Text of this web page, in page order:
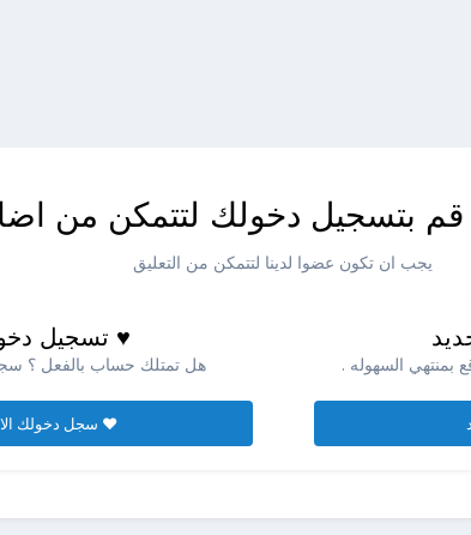
بتسجيل دخولك لتتمكن من
يجب ان تكون عضوا لدينا لتتمكن من التعليق
بمنتهي السهوله .
♥ تسجيل
هل تمتلك حساب بالفعل ؟
♥ سجل دخولك